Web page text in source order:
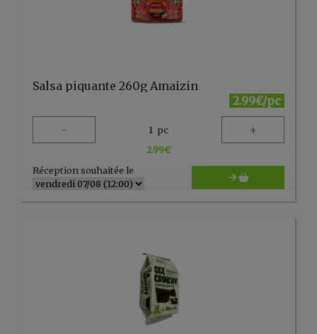
Salsa piquante 260g Amaizin
2.99€/pc
- 1 pc +
2.99€
Réception souhaitée le